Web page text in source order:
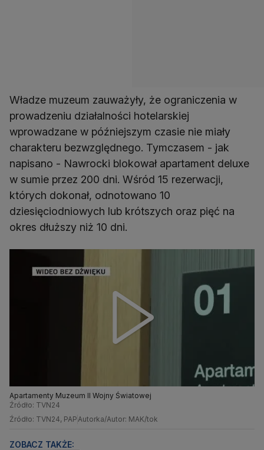
Władze muzeum zauważyły, że ograniczenia w
prowadzeniu działalności hotelarskiej
wprowadzane w późniejszym czasie nie miały
charakteru bezwzględnego. Tymczasem - jak
napisano - Nawrocki blokował apartament deluxe
w sumie przez 200 dni. Wśród 15 rezerwacji,
których dokonał, odnotowano 10
dziesięciodniowych lub krótszych oraz pięć na
okres dłuższy niż 10 dni.
Apartamenty Muzeum II Wojny Światowej
Źródło: TVN24
Źródło: TVN24, PAP Autorka/Autor: MAK/tok
ZOBACZ TAKŻE: